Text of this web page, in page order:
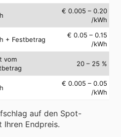
€ 0.005 – 0.20
/kWh
+ Festbetrag
€ 0.05 – 0.15
/kWh
vom
20 – 25 %
€ 0.005 – 0.05
/kWh
auf den Spot-
Ihren Endpreis.